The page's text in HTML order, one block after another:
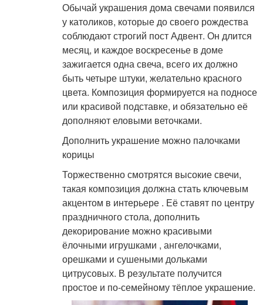
Обычай украшения дома свечами появился
у католиков, которые до своего рождества
соблюдают строгий пост Адвент. Он длится
месяц, и каждое воскресенье в доме
зажигается одна свеча, всего их должно
быть четыре штуки, желательно красного
цвета. Композиция формируется на подносе
или красивой подставке, и обязательно её
дополняют еловыми веточками.
Дополнить украшение можно палочками
корицы
Торжественно смотрятся высокие свечи,
такая композиция должна стать ключевым
акцентом в интерьере . Её ставят по центру
праздничного стола, дополнить
декорирование можно красивыми
ёлочными игрушками , ангелочками,
орешками и сушеными дольками
цитрусовых. В результате получится
простое и по-семейному тёплое украшение.